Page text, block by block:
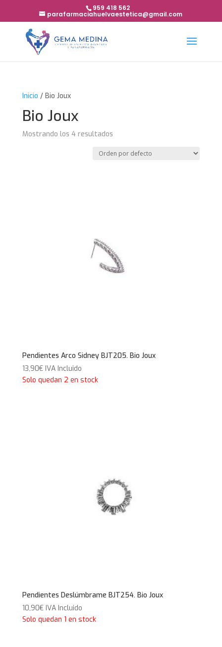
959 418 562
parafarmaciahuelvaestetica@gmail.com
Inicio / Bio Joux
Bio Joux
Mostrando los 4 resultados
Pendientes Arco Sidney BJT205. Bio Joux
13,90€ IVA Incluido
Solo quedan 2 en stock
Pendientes Deslúmbrame BJT254. Bio Joux
10,90€ IVA Incluido
Solo quedan 1 en stock